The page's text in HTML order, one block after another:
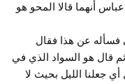
أنهما قالا المحو هو
فسأله عن هذا فقال
قال هو السواد الذي في
جعلنا الليل بحيث لا